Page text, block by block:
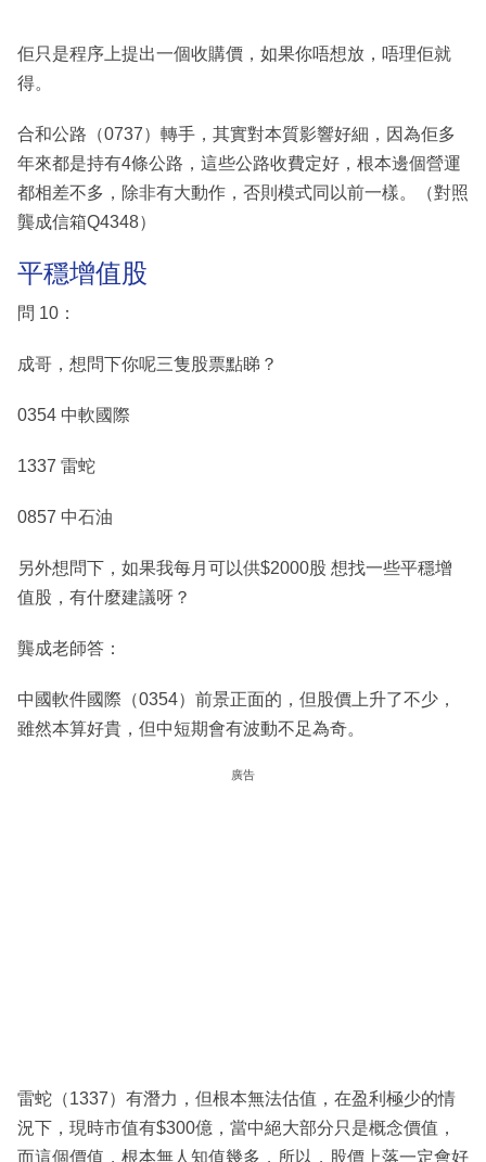
佢只是程序上提出一個收購價，如果你唔想放，唔理佢就
得。
合和公路（0737）轉手，其實對本質影響好細，因為佢多
年來都是持有4條公路，這些公路收費定好，根本邊個營運
都相差不多，除非有大動作，否則模式同以前一樣。（對照
龔成信箱Q4348）
平穩增值股
問 10：
成哥，想問下你呢三隻股票點睇？
0354 中軟國際
1337 雷蛇
0857 中石油
另外想問下，如果我每月可以供$2000股 想找一些平穩增
值股，有什麼建議呀？
龔成老師答：
中國軟件國際（0354）前景正面的，但股價上升了不少，
雖然本算好貴，但中短期會有波動不足為奇。
廣告
雷蛇（1337）有潛力，但根本無法估值，在盈利極少的情
況下，現時市值有$300億，當中絕大部分只是概念價值，
而這個價值，根本無人知值幾多，所以，股價上落一定會好